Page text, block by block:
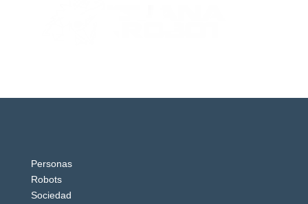
Personas
Robots
Sociedad